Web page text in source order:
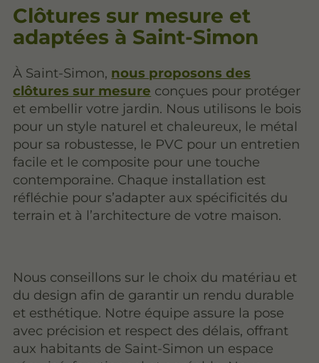
Clôtures sur mesure et
adaptées à Saint-Simon
À Saint-Simon, nous proposons des
clôtures sur mesure conçues pour protéger
et embellir votre jardin. Nous utilisons le bois
pour un style naturel et chaleureux, le métal
pour sa robustesse, le PVC pour un entretien
facile et le composite pour une touche
contemporaine. Chaque installation est
réfléchie pour s’adapter aux spécificités du
terrain et à l’architecture de votre maison.
Nous conseillons sur le choix du matériau et
du design afin de garantir un rendu durable
et esthétique. Notre équipe assure la pose
avec précision et respect des délais, offrant
aux habitants de Saint-Simon un espace